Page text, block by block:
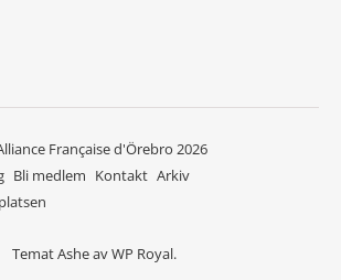
Française d'Örebro 2026
Bli medlem Kontakt Arkiv
Temat Ashe avWP Royal.